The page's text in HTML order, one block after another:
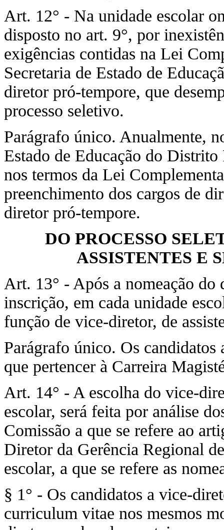
Art. 12° - Na unidade escolar
disposto no art. 9°, por
exigências contidas na Lei
Secretaria de Estado de
diretor pró-tempore, que
processo seletivo.
Parágrafo único. Anualmente,
Estado de Educação do
nos termos da Lei
preenchimento dos cargos de
diretor pró-tempore.
DO PROCESSO
ASSISTENTES E
Art. 13° - Após a nomeação do
inscrição, em cada unidade
função de vice-diretor, de
Parágrafo único. Os
que pertencer à Carreira
Art. 14° - A escolha do vice-
escolar, será feita por análise
Comissão a que se refere ao
Diretor da Gerência Regional
escolar, a que se refere as
§ 1° - Os candidatos a vice-
curriculum vitae nos mesmos